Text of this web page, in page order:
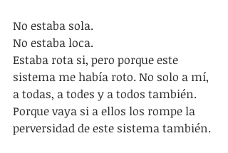
No estaba sola.
No estaba loca.
Estaba rota si, pero porque este
sistema me había roto. No solo a mí,
a todas, a todes y a todos también.
Porque vaya si a ellos los rompe la
perversidad de este sistema también.